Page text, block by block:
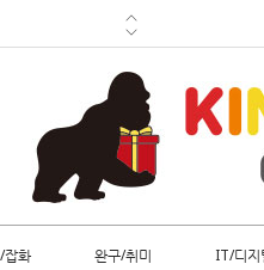
잡화 완구/취미 IT/디지